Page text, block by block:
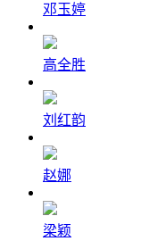
邓玉婷
高全胜
刘红韵
赵娜
梁颖